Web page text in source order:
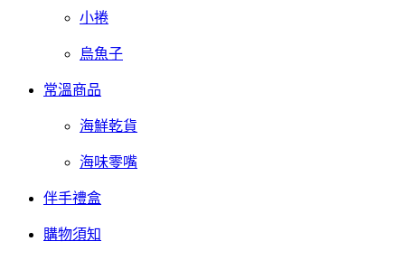
小捲
烏魚子
常溫商品
海鮮乾貨
海味零嘴
伴手禮盒
購物須知